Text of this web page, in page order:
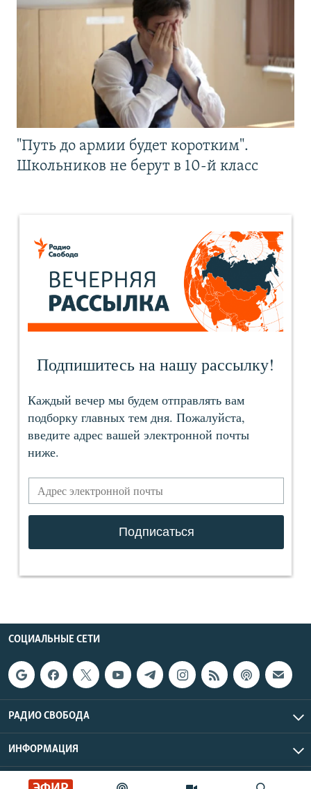
"Путь до армии будет коротким".
Школьников не берут в 10-й класс
СОЦИАЛЬНЫЕ СЕТИ
РАДИО СВОБОДА
ИНФОРМАЦИЯ
Радио Свобода © 2026 RFE/RL, Inc. | Все права защищены.